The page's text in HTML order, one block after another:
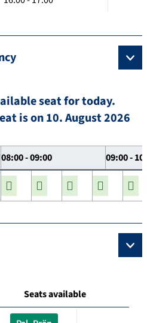
seat for today.
is on 10. August 2026
08:00 - 09:00 09:00 -
Seats available